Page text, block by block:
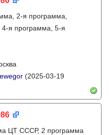
2-я программа,
4-я программа, 5-я
(2025-03-19
ЦТ СССР, 2 программа